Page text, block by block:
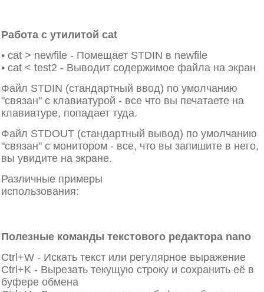
Работа с утилитой cat
• cat > newfile - Помещает STDIN в newfile
• cat < test2 - Выводит содержимое файла на экран
Файл STDIN (стандартный ввод) по умолчанию
"связан" с клавиатурой - все что вы печатаете на
клавиатуре, попадает туда.
Файл STDOUT (стандартный вывод) по умолчанию
"связан" с монитором - все, что вы запишите в него,
вы увидите на экране.
Различные примеры
использования:
Полезные команды текстового редактора nano
Ctrl+W - Искать текст или регулярное выражение
Ctrl+K - Вырезать текущую строку и сохранить её в
буфере обмена